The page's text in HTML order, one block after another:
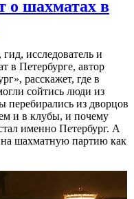
о шахматах в
исследователь и
в Петербурге, автор
расскажет, где в
сойтись люди из
перебирались из дворцов
и в клубы, и почему
именно Петербург. А
шахматную партию как